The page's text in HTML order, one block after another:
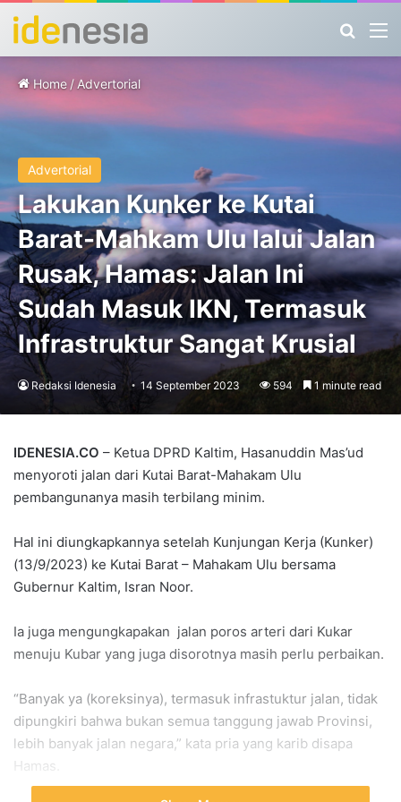
Home / Advertorial
Advertorial
Lakukan Kunker ke Kutai
Barat-Mahkam Ulu lalui Jalan
Rusak, Hamas: Jalan Ini
Sudah Masuk IKN, Termasuk
Infrastruktur Sangat Krusial
Redaksi Idenesia 14 September 2023 594 1 minute read
IDENESIA.CO – Ketua DPRD Kaltim, Hasanuddin Mas’ud
menyoroti jalan dari Kutai Barat-Mahakam Ulu
pembangunanya masih terbilang minim.
Hal ini diungkapkannya setelah Kunjungan Kerja (Kunker)
(13/9/2023) ke Kutai Barat – Mahakam Ulu bersama
Gubernur Kaltim, Isran Noor.
Ia juga mengungkapakan jalan poros arteri dari Kukar
menuju Kubar yang juga disorotnya masih perlu perbaikan.
“Banyak ya (koreksinya), termasuk infrastuktur jalan, tidak
dipungkiri bahwa bukan semua tanggung jawab Provinsi,
lebih banyak jalan negara,” kata pria yang karib disapa
Hamas.